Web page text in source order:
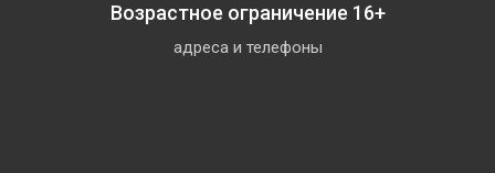
Возрастное ограничение 16+
адреса и телефоны